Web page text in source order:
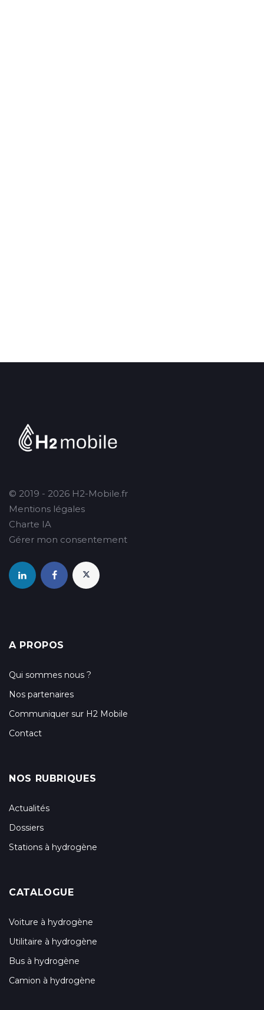
© 2019 - 2026 H2-Mobile.fr
Mentions légales
Charte IA
Gérer mon consentement
A PROPOS
Qui sommes nous ?
Nos partenaires
Communiquer sur H2 Mobile
Contact
NOS RUBRIQUES
Actualités
Dossiers
Stations à hydrogène
CATALOGUE
Voiture à hydrogène
Utilitaire à hydrogène
Bus à hydrogène
Camion à hydrogène